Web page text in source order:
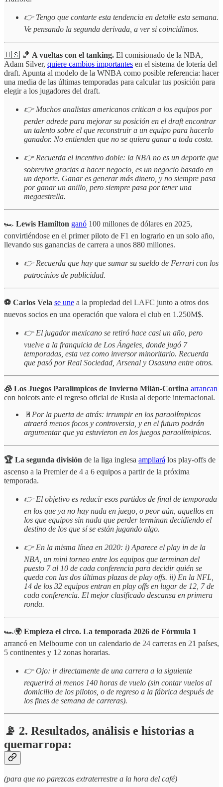
👉 Tengo que contarte esta tendencia en detalle esta semana.
Ve pensando la segunda derivada, a ver si coincidimos.
🇺🇸 🏀 A vueltas con el tanking. El comisionado de la NBA,
Adam Silver, quiere cambios importantes en el sistema de lotería del
draft. Apunta al modelo de la WNBA como posible referencia: hacer
una media de las últimas temporadas para calcular tus posición para
elegir a los jugadores del draft.
👉 Muchos analistas americanos critican a los equipos por
perder adrede para mejorar su posición en el draft encontrar
un talento sobre el que reconstruir a un equipo para hacerlo
ganador. No entienden que no se quiera ganar a toda costa.
👉 Recuerda el incentivo doble: la NBA no es un deporte que
sobrevive gracias a hacer negocio, es un negocio basado en
un deporte. Ganar es generar más dinero, y no siempre pasa
por ganar un anillo, pero siempre pasa por tener una
megaestrella.
🏎️ Lewis Hamilton ganó 100 millones de dólares en 2025,
convirtiéndose en el primer piloto de F1 en lograrlo en un solo año,
llevando sus ganancias de carrera a unos 880 millones.
👉 Recuerda que hay que sumar su sueldo de Ferrari con los
patrocinios de publicidad.
⚽ Carlos Vela se une a la propiedad del LAFC junto a otros dos
nuevos socios en una operación que valora el club en 1.250M$.
👉 El jugador mexicano se retiró hace casi un año, pero
vuelve a la franquicia de Los Ángeles, donde jugó 7
temporadas, esta vez como inversor minoritario. Recuerda
que pasó por Real Sociedad, Arsenal y Osasuna entre otros.
🧊 Los Juegos Paralímpicos de Invierno Milán-Cortina arrancan
con boicots ante el regreso oficial de Rusia al deporte internacional.
🚪 Por la puerta de atrás: irrumpir en los paraolímpicos
atraerá menos focos y controversia, y en el futuro podrán
argumentar que ya estuvieron en los juegos paraolímipicos.
🏆 La segunda división de la liga inglesa ampliará los play-offs de
ascenso a la Premier de 4 a 6 equipos a partir de la próxima
temporada.
👉 El objetivo es reducir esos partidos de final de temporada
en los que ya no hay nada en juego, o peor aún, aquellos en
los que equipos sin nada que perder terminan decidiendo el
destino de los que sí se están jugando algo.
👉 En la misma línea en 2020: i) Aparece el play in de la
NBA, un mini torneo entre los equipos que terminan del
puesto 7 al 10 de cada conferencia para decidir quién se
queda con las dos últimas plazas de play offs. ii) En la NFL,
14 de los 32 equipos entran en play offs en lugar de 12, 7 de
cada conferencia. El mejor clasificado descansa en primera
ronda.
🏎️🌍 Empieza el circo. La temporada 2026 de Fórmula 1
arrancó en Melbourne con un calendario de 24 carreras en 21 países,
5 continentes y 12 zonas horarias.
👉 Ojo: ir directamente de una carrera a la siguiente
requerirá al menos 140 horas de vuelo (sin contar vuelos al
domicilio de los pilotos, o de regreso a la fábrica después de
los fines de semana de carreras).
📡 2. Resultados, análisis e historias a
quemarropa:
(para que no parezcas extraterrestre a la hora del café)